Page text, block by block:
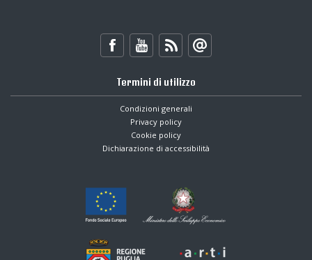
Termini di utilizzo
Condizioni generali
Privacy policy
Cookie policy
Dichiarazione di accessibilità